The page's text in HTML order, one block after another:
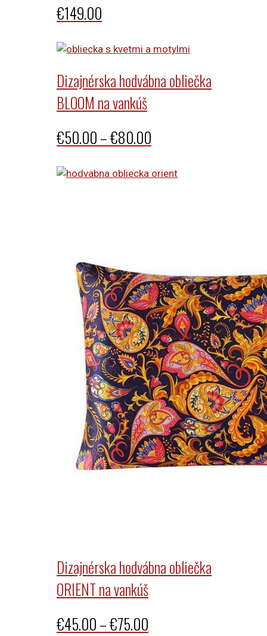
€149.00
Dizajnérska hodvábna obliečka
BLOOM na vankúš
€50.00–€80.00
€50.00
Dizajnérska hodvábna obliečka
ORIENT na vankúš
€45.00–€75.00